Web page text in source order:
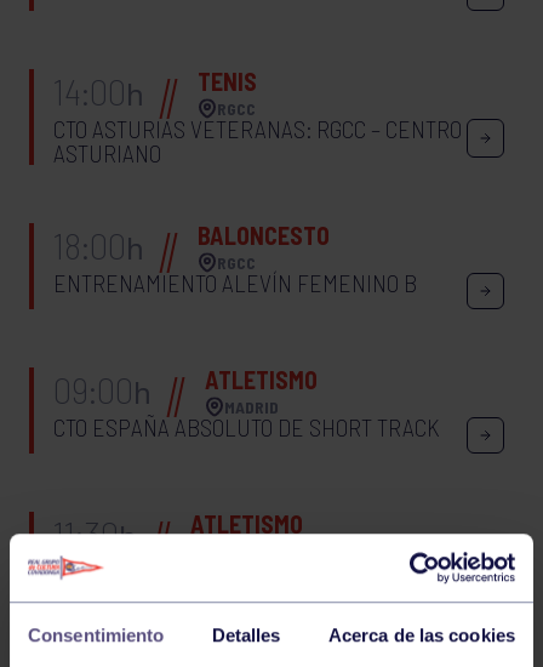
Consentimiento Detalles Acerca de las cookies
14:00h TENIS
RGCC
CTO ASTURIAS VETERANAS: RGCC – CENTRO
ASTURIANO
18:00h BALONCESTO
RGCC
ENTRENAMIENTO ALEVÍN FEMENINO B
09:00h ATLETISMO
MADRID
CTO ESPAÑA ABSOLUTO DE SHORT TRACK
11:30h ATLETISMO
CTO ASTURIAS CROSS ESCOLAR